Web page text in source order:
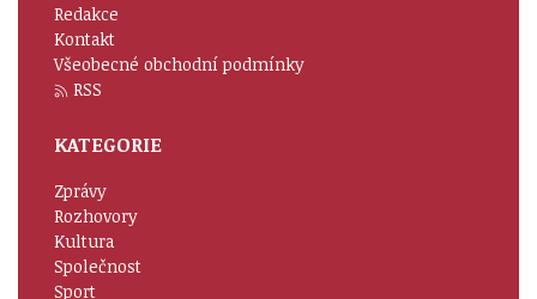
Redakce
Kontakt
Všeobecné obchodní podmínky
RSS
KATEGORIE
Zprávy
Rozhovory
Kultura
Společnost
Sport